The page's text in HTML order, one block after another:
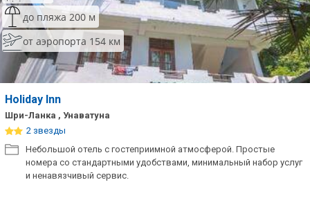
до пляжа 200 м
от аэропорта 154 км
Holiday Inn
Шри-Ланка , Унаватуна
2 звезды
Небольшой отель с гостеприимной атмосферой. Простые
номера со стандартными удобствами, минимальный набор услуг
и ненавязчивый сервис.
Большой Сочи
Кав Мин Воды
Экскурсионные туры
ТОП 10 лучших отелей 5*
ТОП 10 недорогих отелей
5*